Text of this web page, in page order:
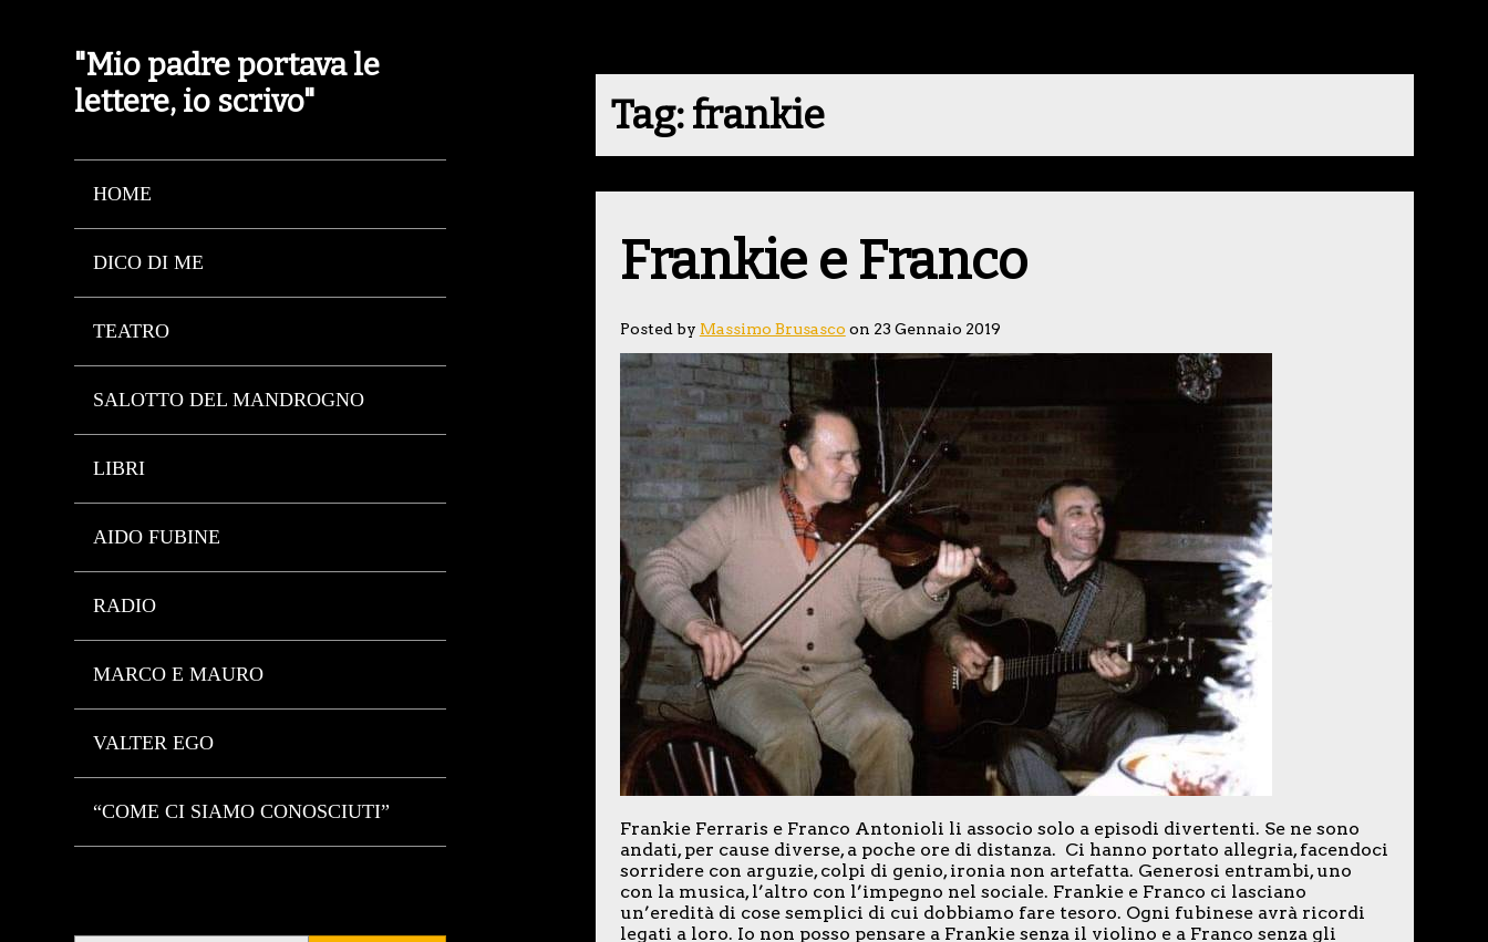
"Mio padre portava le
lettere, io scrivo"
HOME
DICO DI ME
TEATRO
SALOTTO DEL MANDROGNO
LIBRI
AIDO FUBINE
RADIO
MARCO E MAURO
VALTER EGO
“COME CI SIAMO CONOSCIUTI”
Tag:frankie
Frankie e Franco
Posted by Massimo Brusasco on 23 Gennaio 2019
Frankie Ferraris e Franco Antonioli li associo solo a episodi divertenti. Se ne sono
andati, per cause diverse, a poche ore di distanza. Ci hanno portato allegria, facendoci
sorridere con arguzie, colpi di genio, ironia non artefatta. Generosi entrambi, uno
con la musica, l’altro con l’impegno nel sociale. Frankie e Franco ci lasciano
un’eredità di cose semplici di cui dobbiamo fare tesoro. Ogni fubinese avrà ricordi
legati a loro. Io non posso pensare a Frankie senza il violino e a Franco senza gli